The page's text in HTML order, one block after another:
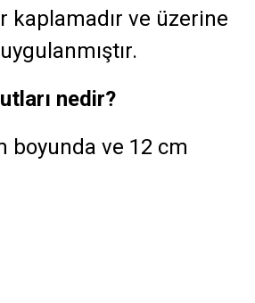
kaplamadır ve üzerine
nedir?
boyunda ve 12 cm